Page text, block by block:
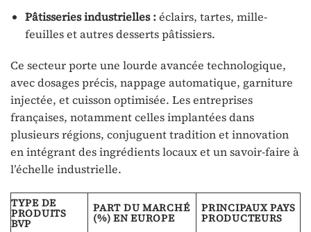
Pâtisseries industrielles :éclairs, tartes, mille-
feuilles et autres desserts pâtissiers.
Ce secteur porte une lourde avancée technologique,
avec dosages précis, nappage automatique, garniture
injectée, et cuisson optimisée. Les entreprises
françaises, notamment celles implantées dans
plusieurs régions, conjuguent tradition et innovation
en intégrant des ingrédients locaux et un savoir-faire à
l’échelle industrielle.
TYPE DE
PRODUITS
BVP
PART DU MARCHÉ
(%) EN EUROPE
PRINCIPAUX PAYS
PRODUCTEURS